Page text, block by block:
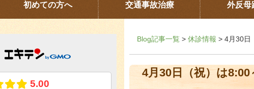
初めての方へ 交通事故治療 外反母
Blog記事一覧 > 休診情報 > 4月30日
4月30日（祝）は